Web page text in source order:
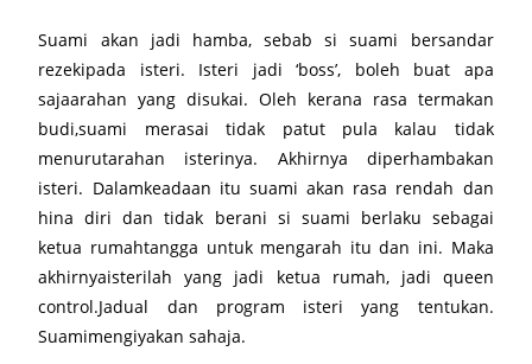
Suami akan jadi hamba, sebab si suami bersandar
rezekipada isteri. Isteri jadi ‘boss’, boleh buat apa
sajaarahan yang disukai. Oleh kerana rasa termakan
budi,suami merasai tidak patut pula kalau tidak
menurutarahan isterinya. Akhirnya diperhambakan
isteri. Dalamkeadaan itu suami akan rasa rendah dan
hina diri dan tidak berani si suami berlaku sebagai
ketua rumahtangga untuk mengarah itu dan ini. Maka
akhirnyaisterilah yang jadi ketua rumah, jadi queen
control.Jadual dan program isteri yang tentukan.
Suamimengiyakan sahaja.